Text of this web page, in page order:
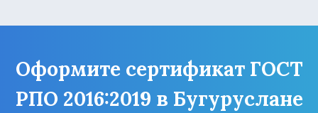
Оформите сертификат ГОСТ
РПО 2016:2019 в Бугуруслане